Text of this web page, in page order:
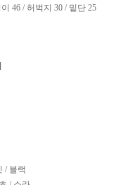
46 / 허벅지 30 / 밑단 25
/ 블랙